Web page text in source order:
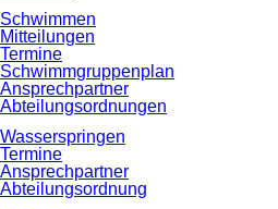
Schwimmen
Mitteilungen
Termine
Schwimmgruppenplan
Ansprechpartner
Abteilungsordnungen
Wasserspringen
Termine
Ansprechpartner
Abteilungsordnung